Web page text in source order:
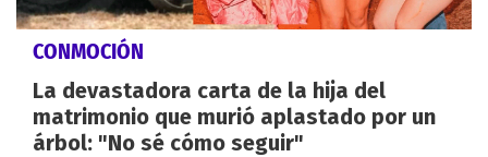
CONMOCIÓN
La devastadora carta de la hija del
matrimonio que murió aplastado por un
árbol: "No sé cómo seguir"